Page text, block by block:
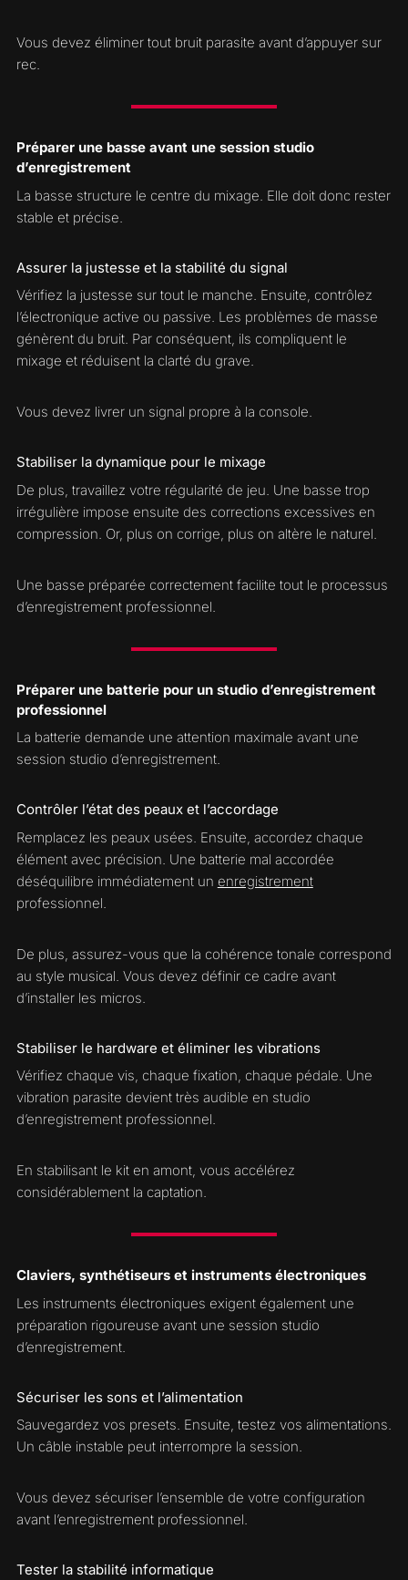
Vous devez éliminer tout bruit parasite avant d’appuyer sur
rec.
Préparer une basse avant une session studio
d’enregistrement
La basse structure le centre du mixage. Elle doit donc rester
stable et précise.
Assurer la justesse et la stabilité du signal
Vérifiez la justesse sur tout le manche. Ensuite, contrôlez
l’électronique active ou passive. Les problèmes de masse
génèrent du bruit. Par conséquent, ils compliquent le
mixage et réduisent la clarté du grave.
Vous devez livrer un signal propre à la console.
Stabiliser la dynamique pour le mixage
De plus, travaillez votre régularité de jeu. Une basse trop
irrégulière impose ensuite des corrections excessives en
compression. Or, plus on corrige, plus on altère le naturel.
Une basse préparée correctement facilite tout le processus
d’enregistrement professionnel.
Préparer une batterie pour un studio d’enregistrement
professionnel
La batterie demande une attention maximale avant une
session studio d’enregistrement.
Contrôler l’état des peaux et l’accordage
Remplacez les peaux usées. Ensuite, accordez chaque
élément avec précision. Une batterie mal accordée
déséquilibre immédiatement un enregistrement
professionnel.
De plus, assurez-vous que la cohérence tonale correspond
au style musical. Vous devez définir ce cadre avant
d’installer les micros.
Stabiliser le hardware et éliminer les vibrations
Vérifiez chaque vis, chaque fixation, chaque pédale. Une
vibration parasite devient très audible en studio
d’enregistrement professionnel.
En stabilisant le kit en amont, vous accélérez
considérablement la captation.
Claviers, synthétiseurs et instruments électroniques
Les instruments électroniques exigent également une
préparation rigoureuse avant une session studio
d’enregistrement.
Sécuriser les sons et l’alimentation
Sauvegardez vos presets. Ensuite, testez vos alimentations.
Un câble instable peut interrompre la session.
Vous devez sécuriser l’ensemble de votre configuration
avant l’enregistrement professionnel.
Tester la stabilité informatique